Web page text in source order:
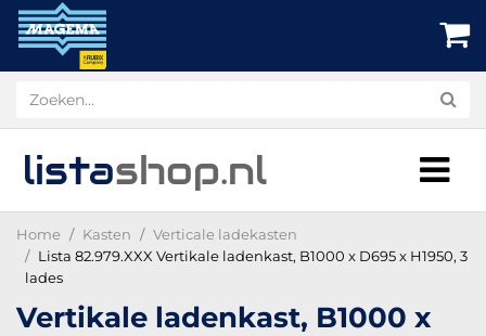
listashop.nl
Home Kasten
Verticale ladekasten
Lista 82.979.XXX Vertikale ladenkast, B1000 x D695 x H1950, 3
lades
Vertikale ladenkast, B1000 x